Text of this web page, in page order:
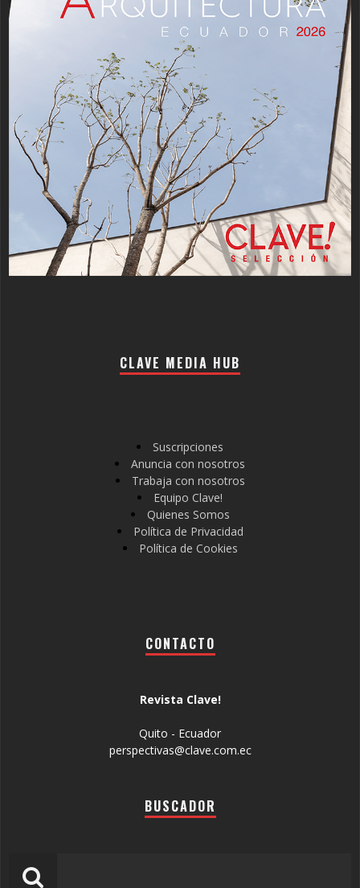
CLAVE MEDIA HUB
Suscripciones
Anuncia con nosotros
Trabaja con nosotros
Equipo Clave!
Quienes Somos
Política de Privacidad
Política de Cookies
CONTACTO
Revista Clave!
Quito - Ecuador
perspectivas@clave.com.ec
BUSCADOR